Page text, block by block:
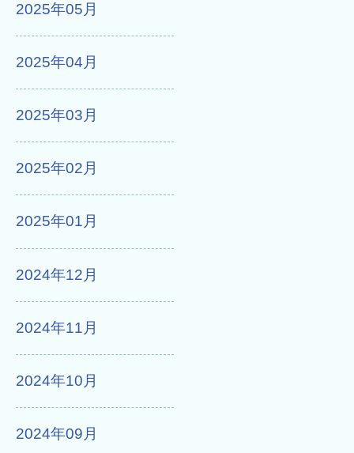
2025年05月
2025年04月
2025年03月
2025年02月
2025年01月
2024年12月
2024年11月
2024年10月
2024年09月